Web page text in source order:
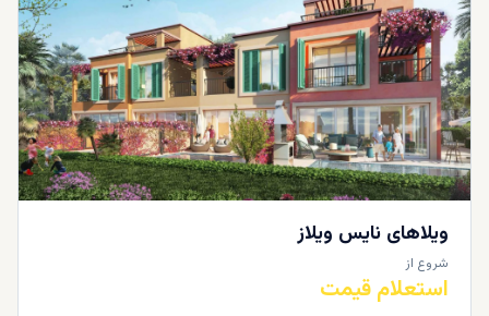
ویلاهای نایس ویلاز
شروع از
استعلام قیمت